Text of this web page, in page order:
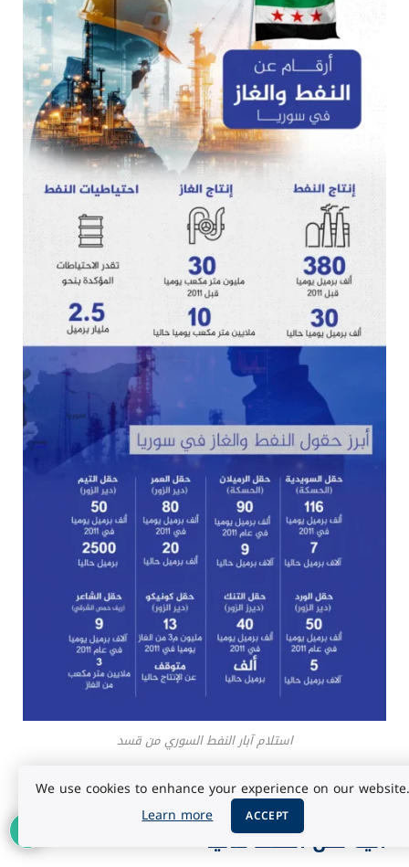
استلام آبار النفط السوري من قسد
آلية نقل النفط حالياً
We use cookies to enhance your experience on our website.
Learn more
ACCEPT